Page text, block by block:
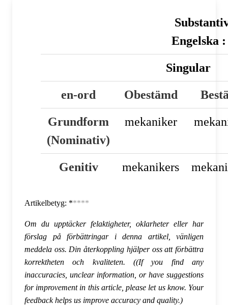
Engelska
Singular
en-ord Obestämd
Grundform
(Nominativ)
mekaniker
Genitiv mekanikers
Artikelbetyg: *****
Om du upptäcker felaktigheter, oklarheter eller har
förslag på förbättringar i denna artikel, vänligen
meddela oss. Din återkoppling hjälper oss att förbättra
korrektheten och kvaliteten. ((If you find any
inaccuracies, unclear information, or have suggestions
for improvement in this article, please let us know. Your
feedback helps us improve accuracy and quality.)